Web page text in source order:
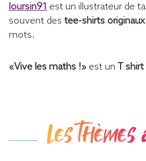
loursin91 est un illustrateur de
souvent des tee-shirts originaux
mots.
«Vive les maths !» est un T
Les thèmes